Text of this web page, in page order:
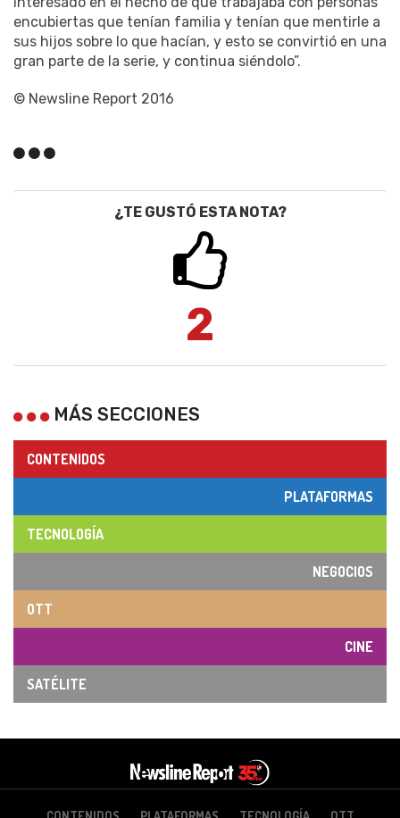
encubiertas que tenían familia y tenían que mentirle a
sus hijos sobre lo que hacían, y esto se convirtió en una
gran parte de la serie, y continua siéndolo”.
© Newsline Report 2016
¿TE GUSTÓ ESTA NOTA?
2
MÁS SECCIONES
CONTENIDOS
PLATAFORMAS
TECNOLOGÍA
NEGOCIOS
OTT
CINE
SATÉLITE